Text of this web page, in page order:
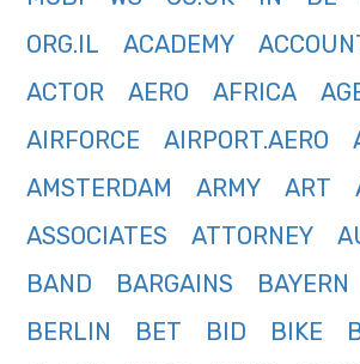
ORG.IL
ACADEMY
ACTOR
AERO AFRICA
AIRFORCE
AIRPORT.AERO
AMSTERDAM
ARMY ART
ASSOCIATES
ATTORNEY
BAND
BARGAINS BAYERN
BERLIN
BET BID BIKE